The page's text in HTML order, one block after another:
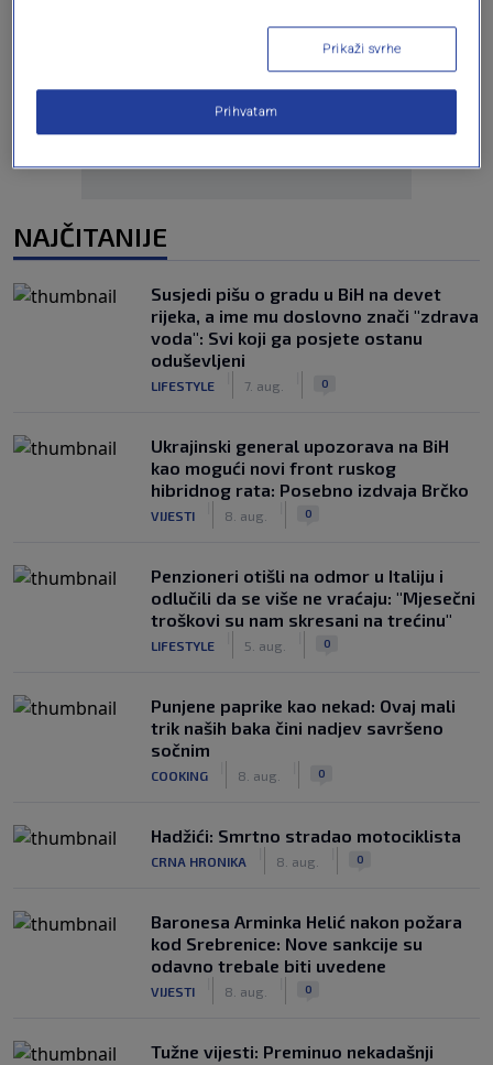
NAJČITANIJE
Susjedi pišu o gradu u BiH na devet
rijeka, a ime mu doslovno znači "zdrava
voda": Svi koji ga posjete ostanu
oduševljeni
LIFESTYLE 7. aug. 0
Ukrajinski general upozorava na BiH
kao mogući novi front ruskog
hibridnog rata: Posebno izdvaja Brčko
VIJESTI 8. aug. 0
Penzioneri otišli na odmor u Italiju i
odlučili da se više ne vraćaju: "Mjesečni
troškovi su nam skresani na trećinu"
LIFESTYLE 5. aug. 0
Punjene paprike kao nekad: Ovaj mali
trik naših baka čini nadjev savršeno
sočnim
COOKING 8. aug. 0
Hadžići: Smrtno stradao motociklista
CRNA HRONIKA 8. aug. 0
Baronesa Arminka Helić nakon požara
kod Srebrenice: Nove sankcije su
odavno trebale biti uvedene
VIJESTI 8. aug. 0
Tužne vijesti: Preminuo nekadašnji
Prikaži svrhe
Prihvatam